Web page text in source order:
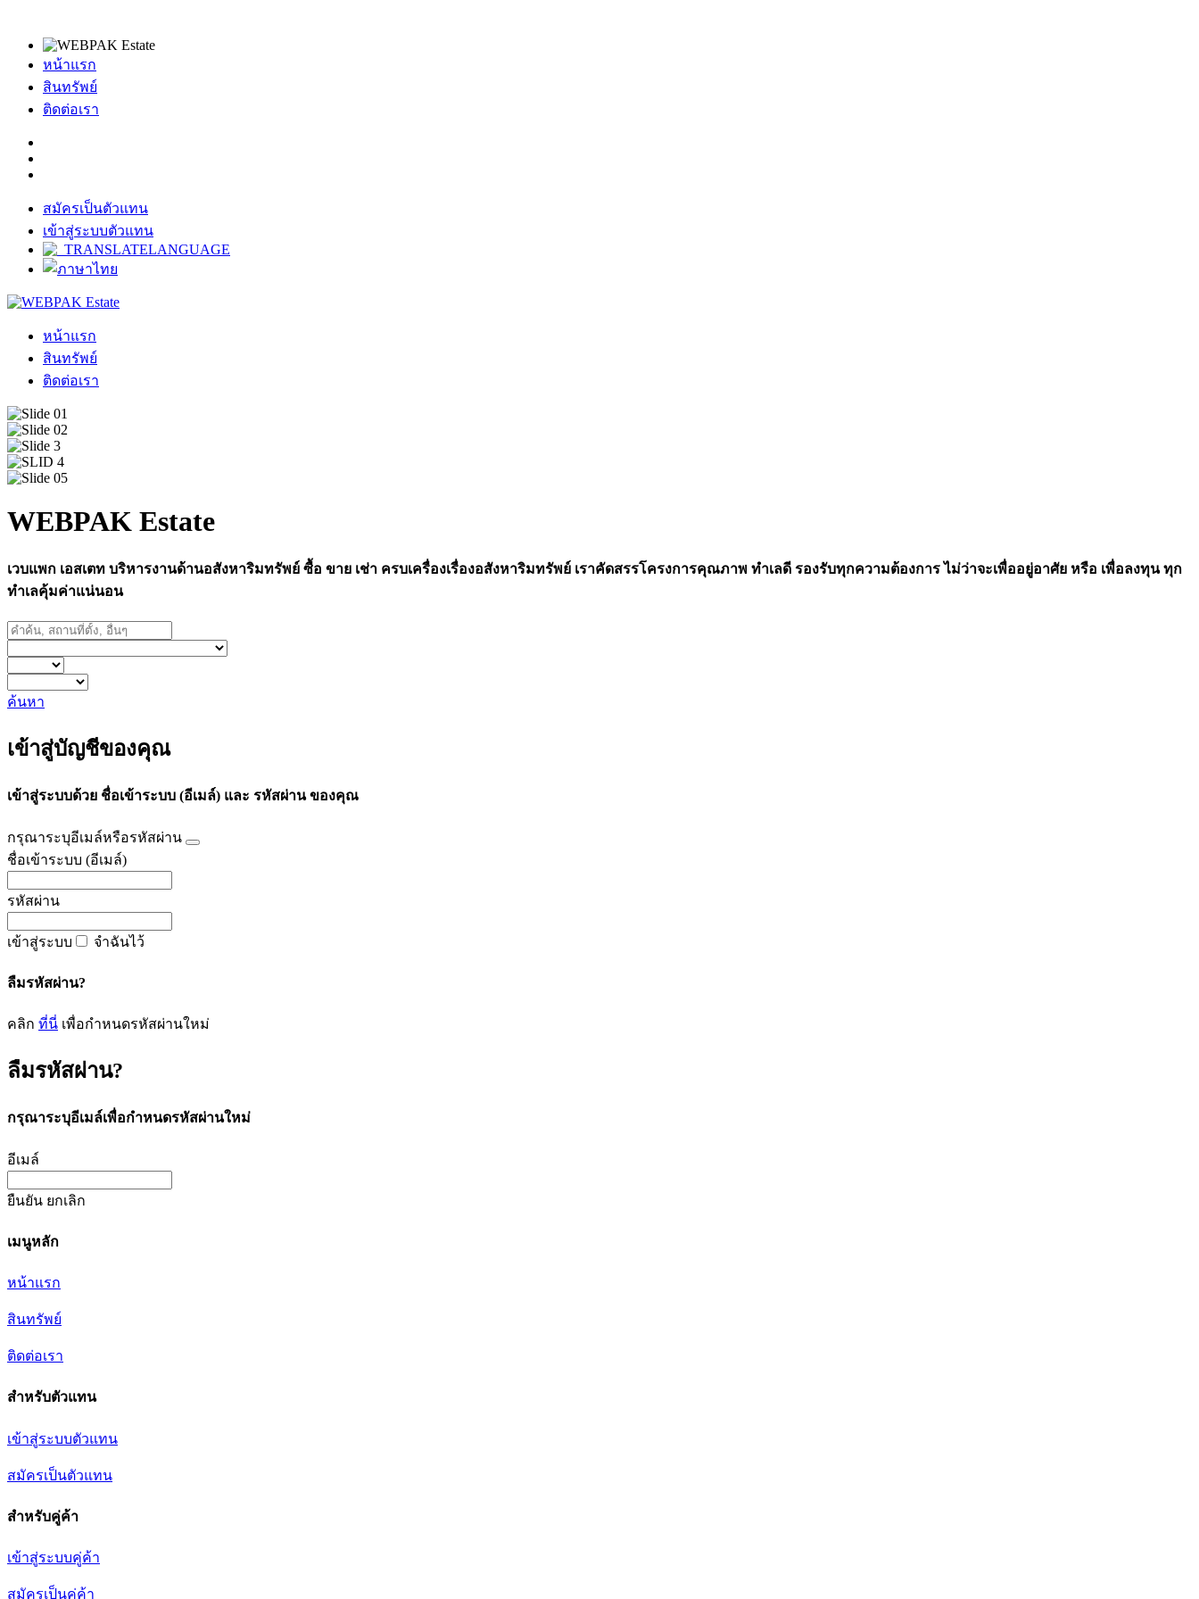
หน้าแรก
สินทรัพย์
ติดต่อเรา
สมัครเป็นตัวแทน
เข้าสู่ระบบตัวแทน
หน้าแรก
สินทรัพย์
ติดต่อเรา
WEBPAK Estate
เวบแพก เอสเตท บริหารงานด้านอสังหาริมทรัพย์ ซื้อ ขาย เช่า ครบเครื่องเรื่องอสังหาริมทรัพย์ เราคัดสรรโครงการคุณภาพ ทำเลดี รองรับทุกความต้องการ ไม่ว่าจะเพื่ออยู่อาศัย หรือ เพื่อลงทุน ทุก
ทำเลคุ้มค่าแน่นอน
ค้นหา
เข้าสู่บัญชีของคุณ
เข้าสู่ระบบด้วย ชื่อเข้าระบบ (อีเมล์) และ รหัสผ่าน ของคุณ
กรุณาระบุอีเมล์หรือรหัสผ่าน
ชื่อเข้าระบบ (อีเมล์)
รหัสผ่าน
เข้าสู่ระบบ จำฉันไว้
ลืมรหัสผ่าน?
คลิก ที่นี่ เพื่อกำหนดรหัสผ่านใหม่
ลืมรหัสผ่าน?
กรุณาระบุอีเมล์เพื่อกำหนดรหัสผ่านใหม่
อีเมล์
ยืนยัน ยกเลิก
เมนูหลัก
หน้าแรก
สินทรัพย์
ติดต่อเรา
สำหรับตัวแทน
เข้าสู่ระบบตัวแทน
สมัครเป็นตัวแทน
สำหรับคู่ค้า
เข้าสู่ระบบคู่ค้า
สมัครเป็นคู่ค้า